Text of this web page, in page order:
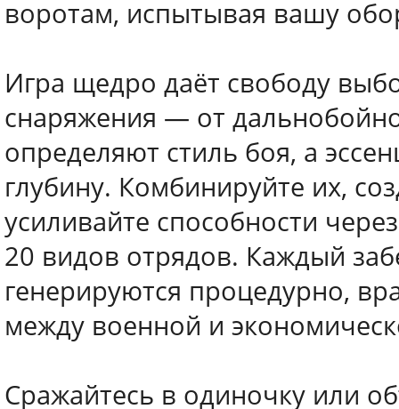
воротам, испытывая вашу
Игра щедро даёт свободу
снаряжения — от
определяют стиль боя, а
глубину. Комбинируйте их,
усиливайте способности
20 видов отрядов. Каждый
генерируются процедурно,
между военной и
Сражайтесь в одиночку или